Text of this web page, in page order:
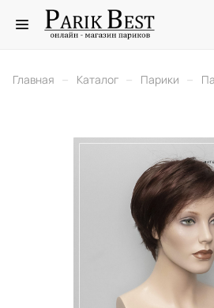
Главная – Каталог – Парики –